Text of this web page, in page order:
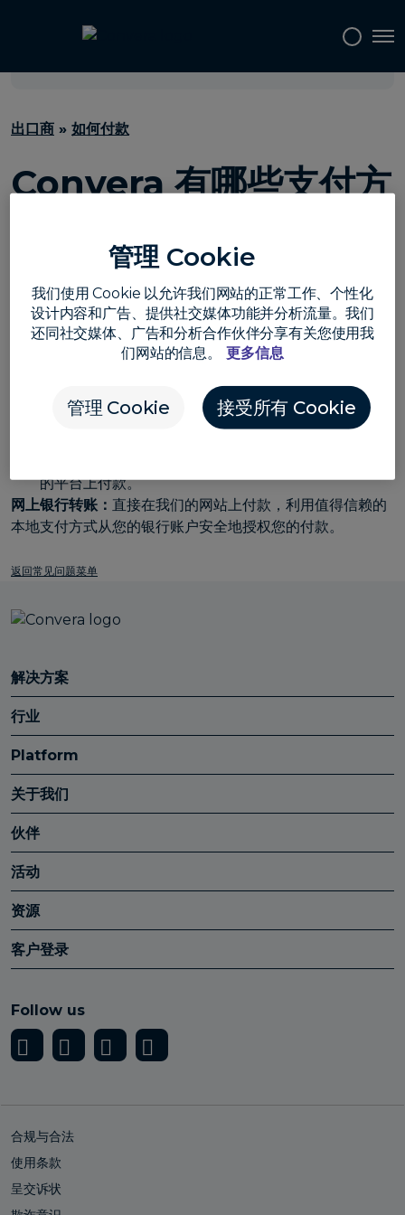
问
解
答
简体中文
出口商 » 如何付款
Convera 有哪些支付方
支付网络，在 200+ 个国家和地区以 140+ 种货币提供。根
据您的银行所在国家/地区和收款机构所在国家/地区，我们
的平台将向您展示所有可用的选项，甚至让您在一个页面上
Convera 目前支持以下付款方式：
的平台上付款。
网上银行转账： 直接在我们的网站上付款，利用值得信赖的
本地支付方式从您的银行账户安全地授权您的付款。
返回常见问题菜单
解决方案
行业
Platform
关于我们
伙伴
活动
资源
客户登录
Follow us
合规与合法
使用条款
呈交诉状
管理 Cookie
我们使用 Cookie 以允许我们网站的正常工作、个性化
设计内容和广告、提供社交媒体功能并分析流量。我们
还同社交媒体、广告和分析合作伙伴分享有关您使用我
们网站的信息。
更多信息
管理 Cookie 接受所有 Cookie